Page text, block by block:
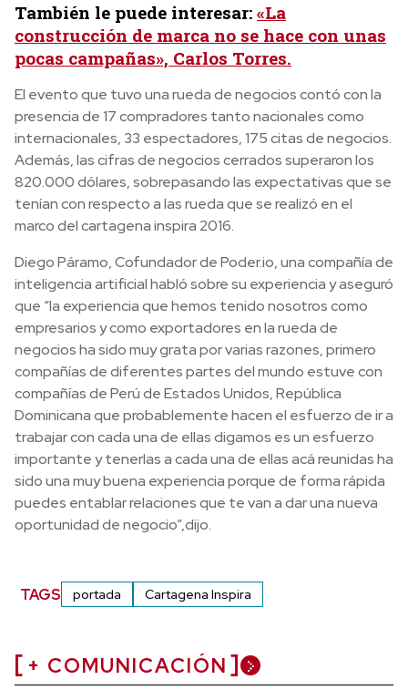
También le puede interesar: «La
construcción de marca no se hace con unas
pocas campañas», Carlos Torres.
El evento que tuvo una rueda de negocios contó con la
presencia de 17 compradores tanto nacionales como
internacionales, 33 espectadores, 175 citas de negocios.
Además, las cifras de negocios cerrados superaron los
820.000 dólares, sobrepasando las expectativas que se
tenían con respecto a las rueda que se realizó en el
marco del cartagena inspira 2016.
Diego Páramo, Cofundador de Poder.io, una compañía de
inteligencia artificial habló sobre su experiencia y aseguró
que “la experiencia que hemos tenido nosotros como
empresarios y como exportadores en la rueda de
negocios ha sido muy grata por varias razones, primero
compañías de diferentes partes del mundo estuve con
compañías de Perú de Estados Unidos, República
Dominicana que probablemente hacen el esfuerzo de ir a
trabajar con cada una de ellas digamos es un esfuerzo
importante y tenerlas a cada una de ellas acá reunidas ha
sido una muy buena experiencia porque de forma rápida
puedes entablar relaciones que te van a dar una nueva
oportunidad de negocio”,dijo.
TAGS portada Cartagena Inspira
+ COMUNICACIÓN